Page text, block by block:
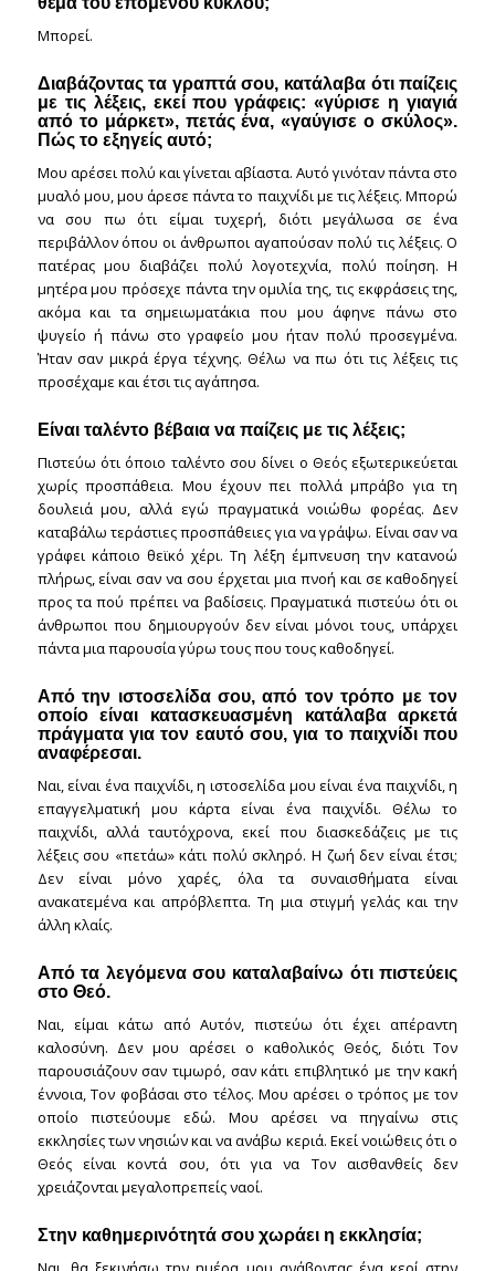
Μπορεί.
Διαβάζοντας τα γραπτά σου, κατάλαβα ότι παίζεις
με τις λέξεις, εκεί που γράφεις: «γύρισε η γιαγιά
από το μάρκετ», πετάς ένα, «γαύγισε ο σκύλος».
Πώς το εξηγείς αυτό;
Μου αρέσει πολύ και γίνεται αβίαστα. Αυτό γινόταν πάντα στο
μυαλό μου, μου άρεσε πάντα το παιχνίδι με τις λέξεις. Μπορώ
να σου πω ότι είμαι τυχερή, διότι μεγάλωσα σε ένα
περιβάλλον όπου οι άνθρωποι αγαπούσαν πολύ τις λέξεις. Ο
πατέρας μου διαβάζει πολύ λογοτεχνία, πολύ ποίηση. Η
μητέρα μου πρόσεχε πάντα την ομιλία της, τις εκφράσεις της,
ακόμα και τα σημειωματάκια που μου άφηνε πάνω στο
ψυγείο ή πάνω στο γραφείο μου ήταν πολύ προσεγμένα.
Ήταν σαν μικρά έργα τέχνης. Θέλω να πω ότι τις λέξεις τις
προσέχαμε και έτσι τις αγάπησα.
Είναι ταλέντο βέβαια να παίζεις με τις λέξεις;
Πιστεύω ότι όποιο ταλέντο σου δίνει ο Θεός εξωτερικεύεται
χωρίς προσπάθεια. Μου έχουν πει πολλά μπράβο για τη
δουλειά μου, αλλά εγώ πραγματικά νοιώθω φορέας. Δεν
καταβάλω τεράστιες προσπάθειες για να γράψω. Είναι σαν να
γράφει κάποιο θεϊκό χέρι. Τη λέξη έμπνευση την κατανοώ
πλήρως, είναι σαν να σου έρχεται μια πνοή και σε καθοδηγεί
προς τα πού πρέπει να βαδίσεις. Πραγματικά πιστεύω ότι οι
άνθρωποι που δημιουργούν δεν είναι μόνοι τους, υπάρχει
πάντα μια παρουσία γύρω τους που τους καθοδηγεί.
Από την ιστοσελίδα σου, από τον τρόπο με τον
οποίο είναι κατασκευασμένη κατάλαβα αρκετά
πράγματα για τον εαυτό σου, για το παιχνίδι που
αναφέρεσαι.
Ναι, είναι ένα παιχνίδι, η ιστοσελίδα μου είναι ένα παιχνίδι, η
επαγγελματική μου κάρτα είναι ένα παιχνίδι. Θέλω το
παιχνίδι, αλλά ταυτόχρονα, εκεί που διασκεδάζεις με τις
λέξεις σου «πετάω» κάτι πολύ σκληρό. Η ζωή δεν είναι έτσι;
Δεν είναι μόνο χαρές, όλα τα συναισθήματα είναι
ανακατεμένα και απρόβλεπτα. Τη μια στιγμή γελάς και την
άλλη κλαίς.
Από τα λεγόμενα σου καταλαβαίνω ότι πιστεύεις
στο Θεό.
Ναι, είμαι κάτω από Αυτόν, πιστεύω ότι έχει απέραντη
καλοσύνη. Δεν μου αρέσει ο καθολικός Θεός, διότι Τον
παρουσιάζουν σαν τιμωρό, σαν κάτι επιβλητικό με την κακή
έννοια, Τον φοβάσαι στο τέλος. Μου αρέσει ο τρόπος με τον
οποίο πιστεύουμε εδώ. Μου αρέσει να πηγαίνω στις
εκκλησίες των νησιών και να ανάβω κεριά. Εκεί νοιώθεις ότι ο
Θεός είναι κοντά σου, ότι για να Τον αισθανθείς δεν
χρειάζονται μεγαλοπρεπείς ναοί.
Στην καθημερινότητά σου χωράει η εκκλησία;